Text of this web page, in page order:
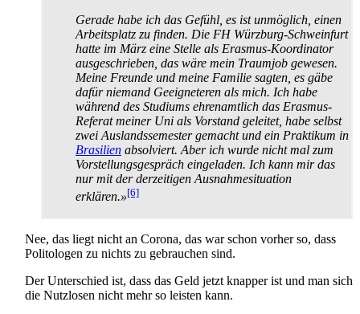
Gerade habe ich das Gefühl, es ist unmöglich, einen
Arbeitsplatz zu finden. Die FH Würzburg-Schweinfurt
hatte im März eine Stelle als Erasmus-Koordinator
ausgeschrieben, das wäre mein Traumjob gewesen.
Meine Freunde und meine Familie sagten, es gäbe
dafür niemand Geeigneteren als mich. Ich habe
während des Studiums ehrenamtlich das Erasmus-
Referat meiner Uni als Vorstand geleitet, habe selbst
zwei Auslands­semester gemacht und ein Praktikum in
Brasilien absolviert. Aber ich wurde nicht mal zum
Vorstellungs­gespräch eingeladen. Ich kann mir das
nur mit der derzeitigen Ausnahme­situation
erklären.»[6]
Nee, das liegt nicht an Corona, das war schon vorher so, dass
Politologen zu nichts zu gebrauchen sind.
Der Unterschied ist, dass das Geld jetzt knapper ist und man sich
die Nutzlosen nicht mehr so leisten kann.